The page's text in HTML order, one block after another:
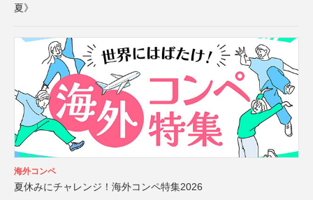
夏》
海外コンペ
夏休みにチャレンジ！海外コンペ特集2026